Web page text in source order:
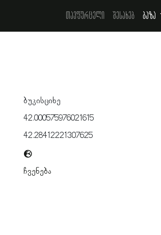
თავფურცელი შესახებ ბაზა
ბუკისციხე
42.000575976021615
42.28412221307625
ჩვენება